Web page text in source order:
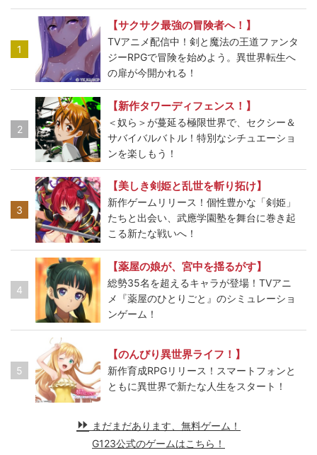
1
【サクサク最強の冒険者へ！】
TVアニメ配信中！剣と魔法の王道ファンタ
ジーRPGで冒険を始めよう。異世界転生へ
の扉が今開かれる！
2
【新作タワーディフェンス！】
＜奴ら＞が蔓延る極限世界で、セクシー＆
サバイバルバトル！特別なシチュエーショ
ンを楽しもう！
3
【美しき剣姫と乱世を斬り拓け】
新作ゲームリリース！個性豊かな「剣姫」
たちと出会い、武應学園塾を舞台に巻き起
こる新たな戦いへ！
4
【薬屋の娘が、宮中を揺るがす】
総勢35名を超えるキャラが登場！TVアニ
メ『薬屋のひとりごと』のシミュレーショ
ンゲーム！
5
【のんびり異世界ライフ！】
新作育成RPGリリース！スマートフォンと
ともに異世界で新たな人生をスタート！
まだまだあります、無料ゲーム！
G123公式のゲームはこちら！